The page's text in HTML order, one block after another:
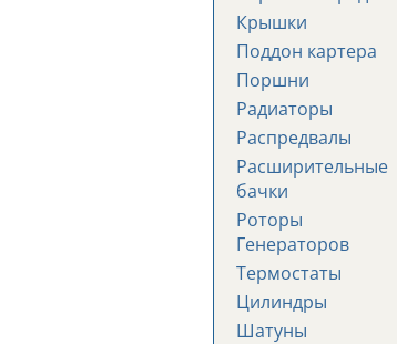
Крышки
Поддон картера
Поршни
Радиаторы
Распредвалы
Расширительные
бачки
Роторы
Генераторов
Термостаты
Цилиндры
Шатуны